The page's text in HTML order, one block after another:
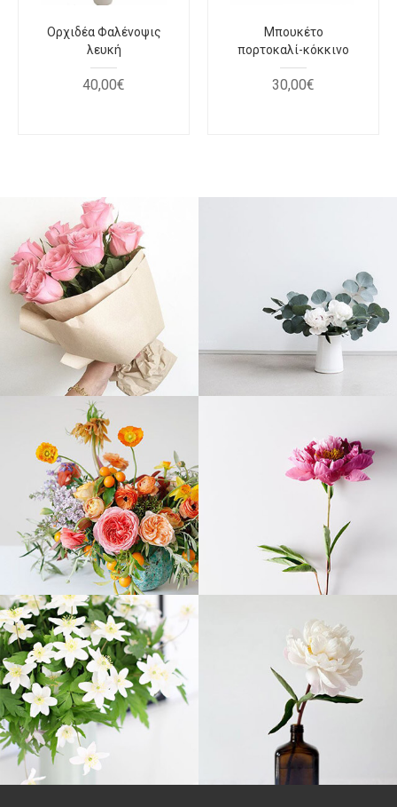
Ορχιδέα Φαλένοψις
λευκή
40,00€
Μπουκέτο
πορτοκαλί-κόκκινο
30,00€